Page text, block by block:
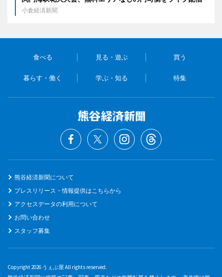
小倉経済新聞
食べる 見る・遊ぶ 買う
暮らす・働く 学ぶ・知る 特集
熊谷経済新聞について
プレスリリース・情報提供はこちらから
アクセスデータの利用について
お問い合わせ
スタッフ募集
Copyright 2026 うぇぶ屋 All rights reserved.